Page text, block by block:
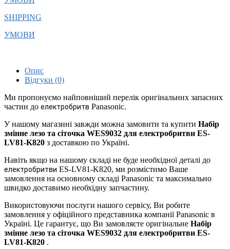
SHIPPING
УМОВИ
Опис
Відгуки (0)
Ми пропонуємо найповніший перелік оригінальних запасних
частин до електробритв Panasonic.
У нашому магазині завжди можна замовити та купити Набір
змінне лезо та сіточка WES9032 для електробритви ES-
LV81-K820 з доставкою по Україні.
Навіть якщо на нашому складі не буде необхідної деталі до
електробритви ES-LV81-K820, ми розмістимо Ваше
замовлення на основному складі Panasonic та максимально
швидко доставимо необхідну запчастину.
Використовуючи послуги нашого сервісу, Ви робите
замовлення у офіційного представника компанії Panasonic в
Україні. Це гарантує, що Ви замовляєте оригінальне Набір
змінне лезо та сіточка WES9032 для електробритви ES-
LV81-K820 .